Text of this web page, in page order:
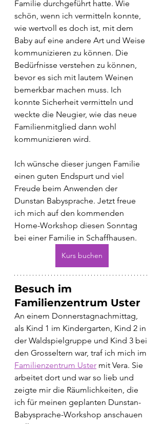
Familie durchgeführt hatte. Wie
schön, wenn ich vermitteln konnte,
wie wertvoll es doch ist, mit dem
Baby auf eine andere Art und Weise
kommunizieren zu können. Die
Bedürfnisse verstehen zu können,
bevor es sich mit lautem Weinen
bemerkbar machen muss. Ich
konnte Sicherheit vermitteln und
weckte die Neugier, wie das neue
Familienmitglied dann wohl
kommunizieren wird.
Ich wünsche dieser jungen Familie
einen guten Endspurt und viel
Freude beim Anwenden der
Dunstan Babysprache. Jetzt freue
ich mich auf den kommenden
Home-Workshop diesen Sonntag
bei einer Familie in Schaffhausen.
Kurs buchen
Besuch im
Familienzentrum Uster
An einem Donnerstagnachmittag,
als Kind 1 im Kindergarten, Kind 2 in
der Waldspielgruppe und Kind 3 bei
den Grosseltern war, traf ich mich im
Familienzentrum Uster mit Vera. Sie
arbeitet dort und war so lieb und
zeigte mir die Räumlichkeiten, die
ich für meinen geplanten Dunstan-
Babysprache-Workshop anschauen